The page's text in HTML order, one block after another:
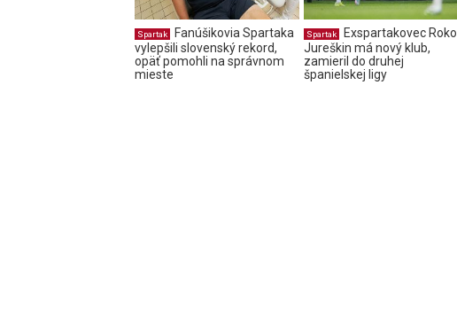
Spartak
Fanúšikovia Spartaka
vylepšili slovenský rekord,
opäť pomohli na správnom
mieste
Spartak
Exspartakovec Roko
Jureškin má nový klub,
zamieril do druhej
španielskej ligy